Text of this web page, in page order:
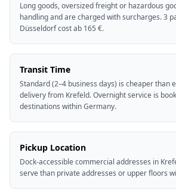
Long goods, oversized freight or hazardous
handling and are charged with surcharges. 3
Düsseldorf cost ab 165 €.
Transit Time
Standard (2–4 business days) is cheaper than
delivery from Krefeld. Overnight service is
destinations within Germany.
Pickup Location
Dock-accessible commercial addresses in
serve than private addresses or upper floors